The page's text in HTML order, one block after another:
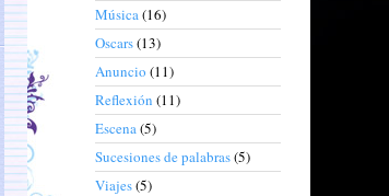
Música(16)
Oscars(13)
Anuncio (11)
Reflexión (11)
Escena(5)
Sucesiones de palabras(5)
Viajes(5)